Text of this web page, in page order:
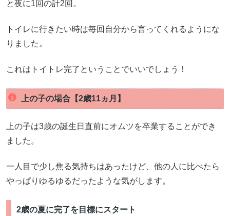
と夜に1回の計2回。
トイレに行きたい時は毎回自分から言ってくれるようにな
りました。
これはトイトレ完了ということでいいでしょう！
上の子の場合【2歳11ヵ月】
上の子は3歳の誕生日直前にオムツを卒業することができ
ました。
一人目で少し焦る気持ちはあったけど、他の人に比べたら
やっぱりゆるゆるだったような気がします。
2歳の夏に完了を目標にスタート